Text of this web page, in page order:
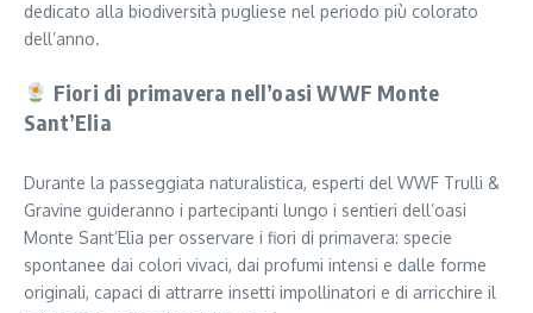
dedicato alla biodiversità pugliese nel periodo più colorato
dell’anno.
Fiori di primavera nell’oasi WWF Monte
Sant’Elia
Durante la passeggiata naturalistica, esperti del WWF Trulli &
Gravine guideranno i partecipanti lungo i sentieri dell’oasi
Monte Sant’Elia per osservare i fiori di primavera: specie
spontanee dai colori vivaci, dai profumi intensi e dalle forme
originali, capaci di attrarre insetti impollinatori e di arricchire il